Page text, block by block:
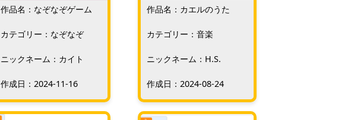
作品名：なぞなぞゲーム
カテゴリー：なぞなぞ
ニックネーム：カイト
作成日：2024-11-16
作品名：カエルのうた
カテゴリー：音楽
ニックネーム：H.S.
作成日：2024-08-24